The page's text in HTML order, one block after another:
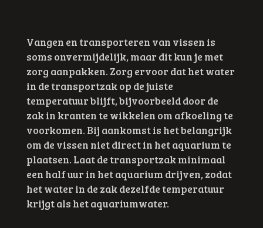
Vangen en transporteren van vissen is
soms onvermijdelijk, maar dit kun je met
zorg aanpakken. Zorg ervoor dat het water
in de transportzak op de juiste
temperatuur blijft, bijvoorbeeld door de
zak in kranten te wikkelen om afkoeling te
voorkomen. Bij aankomst is het belangrijk
om de vissen niet direct in het aquarium te
plaatsen. Laat de transportzak minimaal
een half uur in het aquarium drijven, zodat
het water in de zak dezelfde temperatuur
krijgt als het aquariumwater.